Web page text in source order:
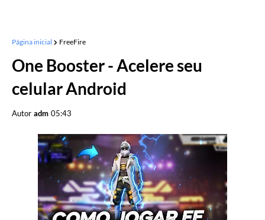
Página inicial FreeFire
One Booster - Acelere seu
celular Android
Autor adm 05:43